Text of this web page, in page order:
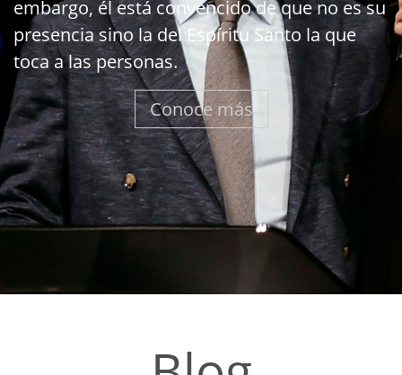
embargo, él está convencido de que no es su
presencia sino la del Espíritu Santo la que
toca a las personas.
Conoce más